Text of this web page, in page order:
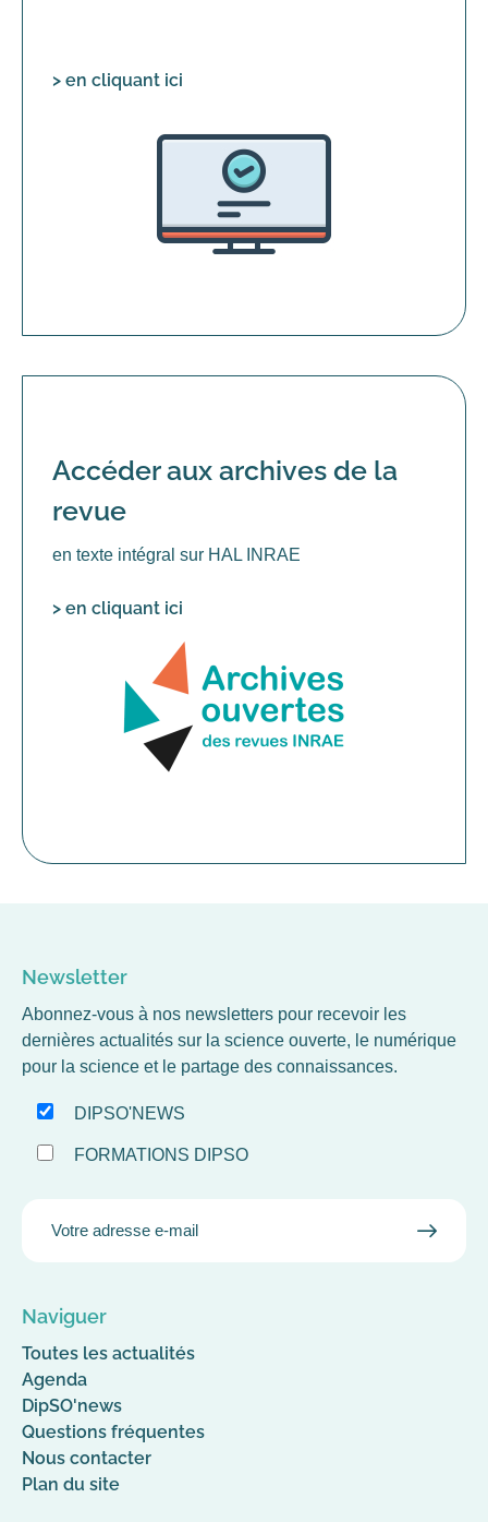
> en cliquant ici
Accéder aux archives de la
revue
en texte intégral sur HAL INRAE
> en cliquant ici
Newsletter
Abonnez-vous à nos newsletters pour recevoir les
dernières actualités sur la science ouverte, le numérique
pour la science et le partage des connaissances.
DIPSO'NEWS
FORMATIONS DIPSO
Naviguer
Toutes les actualités
Agenda
DipSO'news
Questions fréquentes
Nous contacter
Plan du site